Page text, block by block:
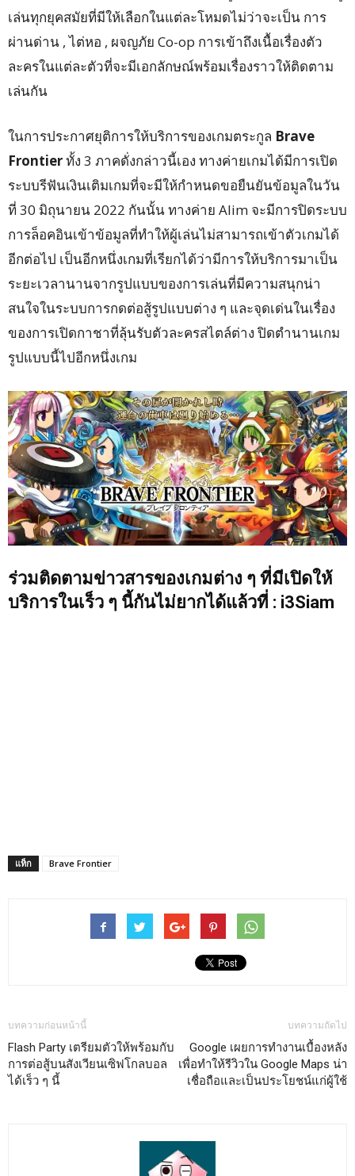
เล่นทุกยุคสมัยที่มีให้เลือกในแต่ละโหมดไม่ว่าจะเป็น การ
ผ่านด่าน , ไต่หอ , ผจญภัย Co-op การเข้าถึงเนื้อเรื่องตัว
ละครในแต่ละตัวที่จะมีเอกลักษณ์พร้อมเรื่องราวให้ติดตาม
เล่นกัน
ในการประกาศยุติการให้บริการของเกมตระกูล Brave
Frontierทั้ง 3 ภาคดั่งกล่าวนี้เอง ทางค่ายเกมได้มีการเปิด
ระบบรีฟันเงินเติมเกมที่จะมีให้กำหนดขอยืนยันข้อมูลในวัน
ที่ 30 มิถุนายน 2022 กันนั้น ทางค่าย Alim จะมีการปิดระบบ
การล็อคอินเข้าข้อมูลที่ทำให้ผู้เล่นไม่สามารถเข้าตัวเกมได้
อีกต่อไป เป็นอีกหนึ่งเกมที่เรียกได้ว่ามีการให้บริการมาเป็น
ระยะเวลานานจากรูปแบบของการเล่นที่มีความสนุกน่า
สนใจในระบบการกดต่อสู้รูปแบบต่าง ๆ และจุดเด่นในเรื่อง
ของการเปิดกาชาที่ลุ้นรับตัวละครสไตล์ต่าง ปิดตำนานเกม
รูปแบบนี้ไปอีกหนึ่งเกม
ร่วมติดตามข่าวสารของเกมต่าง ๆ ที่มีเปิดให้
บริการในเร็ว ๆ นี้กันไม่ยากได้แล้วที่ : i3Siam
แท็ก Brave Frontier
บทความก่อนหน้านี้
Flash Party เตรียมตัวให้พร้อมกับ
การต่อสู้บนสังเวียนเซิฟโกลบอล
ได้เร็ว ๆ นี้
บทความถัดไป
Google เผยการทำงานเบื้องหลัง
เพื่อทำให้รีวิวใน Google Maps น่า
เชื่อถือและเป็นประโยชน์แก่ผู้ใช้